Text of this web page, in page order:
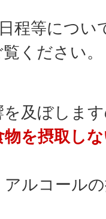
程等につい
ください。
及ぼしま
物を摂取し
ルコール